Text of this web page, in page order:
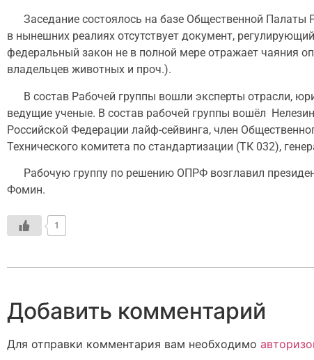
Заседание состоялось на базе Общественной Палаты
в нынешних реалиях отсутствует документ,
федеральный закон не в полной мере отражает чаяния
владельцев животных и проч.).
В состав Рабочей группы вошли эксперты отрасли,
ведущие ученые. В состав рабочей группы вошёл
Российской Федерации лайф-сейвинга, член
Технического комитета по стандартизации (ТК 032),
Рабочую группу по решению ОПРФ возглавил
Фомин.
1
Добавить комментарий
Для отправки комментария вам необходимо